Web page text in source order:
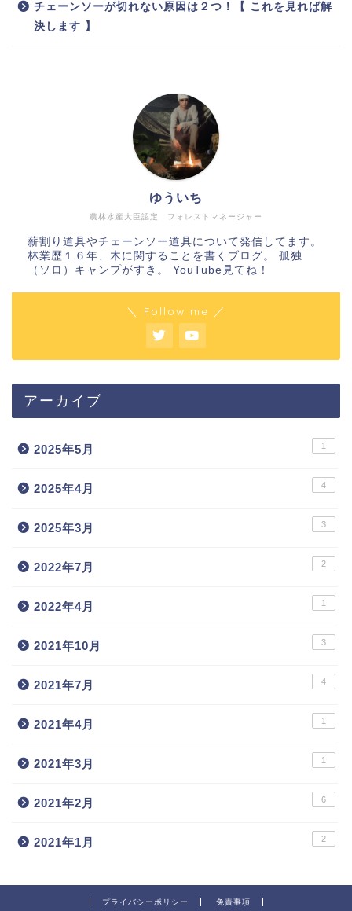
チェーンソーが切れない原因は２つ！【 これを見れば解
決します 】
農林水産大臣認定 フォレストマネージャー
ゆういち
薪割り道具やチェーンソー道具について発信してます。
林業歴１６年、木に関することを書くブログ。 孤独
（ソロ）キャンプがすき。 YouTube見てね！
＼ Follow me ／
アーカイブ
2025年5月 1
2025年4月 4
2025年3月 3
2022年7月 2
2022年4月 1
2021年10月 3
2021年7月 4
2021年4月 1
2021年3月 1
2021年2月 6
2021年1月 2
プライバシーポリシー 免責事項